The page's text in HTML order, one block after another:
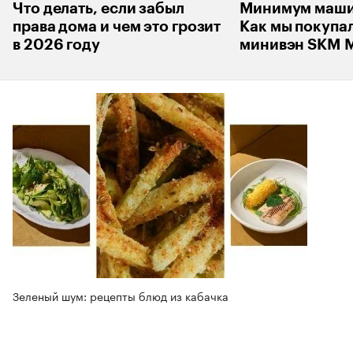
Что делать, если забыл
права дома и чем это грозит
в 2026 году
Минимум
Как мы
минивэн SKM
Зеленый шум: рецепты блюд из кабачка